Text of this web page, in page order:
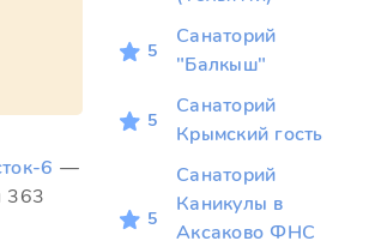
6 —
363
5
Санаторий
"Балкыш"
5
Санаторий
Крымский гость
5
Санаторий
Каникулы в
Аксаково ФНС